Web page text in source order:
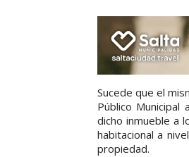
Sucede que el
Público
dicho inmueble a
habitacional a
propiedad.